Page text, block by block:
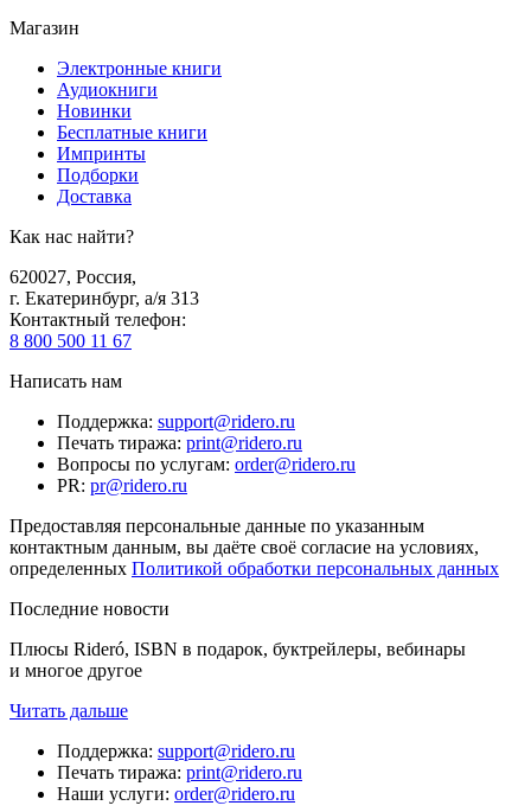
Магазин
Электронные книги
Аудиокниги
Новинки
Бесплатные книги
Импринты
Подборки
Доставка
Как нас найти?
620027, Россия,
г. Екатеринбург, а/я 313
Контактный телефон:
8 800 500 11 67
Написать нам
Поддержка: support@ridero.ru
Печать тиража: print@ridero.ru
Вопросы по услугам: order@ridero.ru
PR: pr@ridero.ru
Предоставляя персональные данные по указанным
контактным данным, вы даёте своё согласие на условиях,
определенных Политикой обработки персональных данных
Последние новости
Плюсы Rideró, ISBN в подарок, буктрейлеры, вебинары
и многое другое
Читать дальше
Поддержка: support@ridero.ru
Печать тиража: print@ridero.ru
Наши услуги: order@ridero.ru